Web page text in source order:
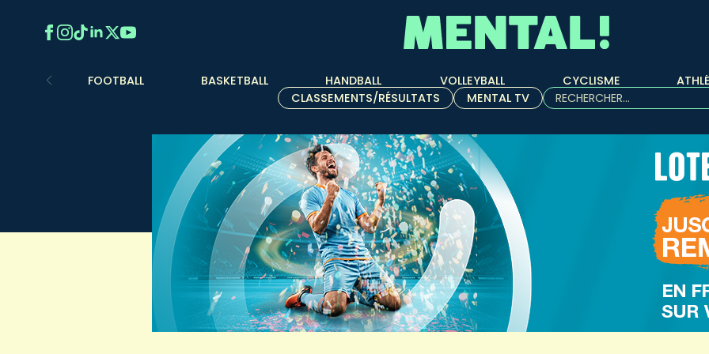
FOOTBALL BASKETBALL HANDBALL VOLLEYBALL CYCLISME
CLASSEMENTS/RÉSULTATS
MENTAL TV
Rechercher :